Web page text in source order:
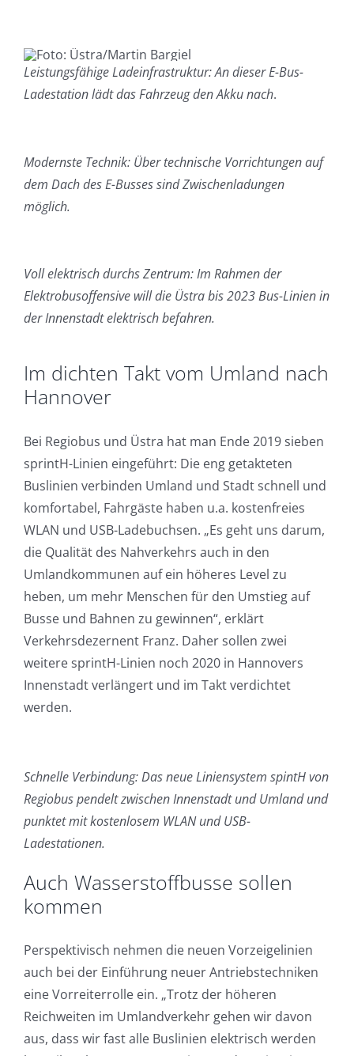
Leistungsfähige Ladeinfrastruktur: An dieser E-Bus-
Ladestation lädt das Fahrzeug den Akku nach.
Modernste Technik: Über technische Vorrichtungen auf
dem Dach des E-Busses sind Zwischenladungen
möglich.
Voll elektrisch durchs Zentrum: Im Rahmen der
Elektrobusoffensive will die Üstra bis 2023 Bus-Linien in
der Innenstadt elektrisch befahren.
Im dichten Takt vom Umland nach
Hannover
Bei Regiobus und Üstra hat man Ende 2019 sieben
sprintH-Linien eingeführt: Die eng getakteten
Buslinien verbinden Umland und Stadt schnell und
komfortabel, Fahrgäste haben u.a. kostenfreies
WLAN und USB-Ladebuchsen. „Es geht uns darum,
die Qualität des Nahverkehrs auch in den
Umlandkommunen auf ein höheres Level zu
heben, um mehr Menschen für den Umstieg auf
Busse und Bahnen zu gewinnen“, erklärt
Verkehrsdezernent Franz. Daher sollen zwei
weitere sprintH-Linien noch 2020 in Hannovers
Innenstadt verlängert und im Takt verdichtet
werden.
Schnelle Verbindung: Das neue Liniensystem spintH von
Regiobus pendelt zwischen Innenstadt und Umland und
punktet mit kostenlosem WLAN und USB-
Ladestationen.
Auch Wasserstoffbusse sollen
kommen
Perspektivisch nehmen die neuen Vorzeigelinien
auch bei der Einführung neuer Antriebstechniken
eine Vorreiterrolle ein. „Trotz der höheren
Reichweiten im Umlandverkehr gehen wir davon
aus, dass wir fast alle Buslinien elektrisch werden